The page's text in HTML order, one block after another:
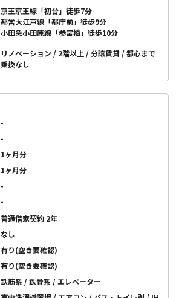
京王京王線「初台」徒歩7分
都営大江戸線「都庁前」徒歩9分
小田急小田原線「参宮橋」徒歩10分
リノベーション 2階以上 分譲賃貸
都心まで
乗換なし
-
-
1ヶ月分
1ヶ月分
-
-
普通借家契約 2年
なし
有り(空き要確認)
有り(空き要確認)
鉄筋系 / 鉄骨系 / エレベーター